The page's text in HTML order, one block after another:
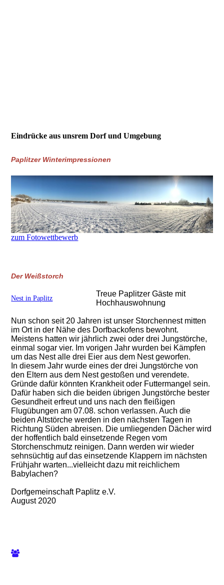
Eindrücke aus unsrem Dorf und Umgebung
Paplitzer Winterimpressionen
zum Fotowettbewerb
Der Weißstorch
Nest in Paplitz
Treue Paplitzer Gäste mit
Hochhauswohnung
Nun schon seit 20 Jahren ist unser Storchennest mitten
im Ort in der Nähe des Dorfbackofens bewohnt.
Meistens hatten wir jährlich zwei oder drei Jungstörche,
einmal sogar vier. Im vorigen Jahr wurden bei Kämpfen
um das Nest alle drei Eier aus dem Nest geworfen.
In diesem Jahr wurde eines der drei Jungstörche von
den Eltern aus dem Nest gestoßen und verendete.
Gründe dafür könnten Krankheit oder Futtermangel sein.
Dafür haben sich die beiden übrigen Jungstörche bester
Gesundheit erfreut und uns nach den fleißigen
Flugübungen am 07.08. schon verlassen. Auch die
beiden Altstörche werden in den nächsten Tagen in
Richtung Süden abreisen. Die umliegenden Dächer wird
der hoffentlich bald einsetzende Regen vom
Storchenschmutz reinigen. Dann werden wir wieder
sehnsüchtig auf das einsetzende Klappern im nächsten
Frühjahr warten...vielleicht dazu mit reichlichem
Babylachen?
Dorfgemeinschaft Paplitz e.V.
August 2020